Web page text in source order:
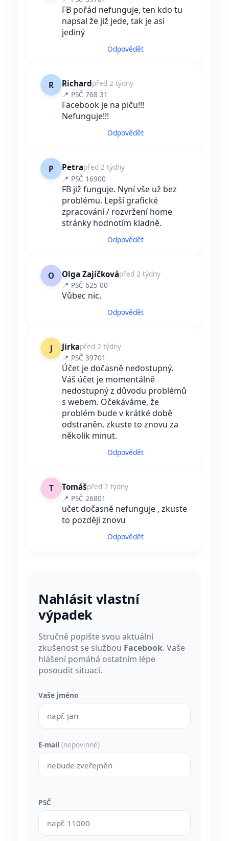
FB pořád nefunguje, ten kdo tu
napsal že již jede, tak je asi
jediný
Odpovědět
R Richardpřed 2 týdny
📍 PSČ 768 31
Facebook je na piču!!!
Nefunguje!!!
Odpovědět
P Petrapřed 2 týdny
📍 PSČ 16900
FB již funguje. Nyní vše už bez
problému. Lepší grafické
zpracování / rozvržení home
stránky hodnotím kladně.
Odpovědět
O Olga Zajíčkovápřed 2 týdny
📍 PSČ 625 00
Vůbec nic.
Odpovědět
J Jirkapřed 2 týdny
📍 PSČ 39701
Účet je dočasně nedostupný.
Váš účet je momentálně
nedostupný z důvodu problémů
s webem. Očekáváme, že
problém bude v krátké době
odstraněn. zkuste to znovu za
několik minut.
Odpovědět
T Tomášpřed 2 týdny
📍 PSČ 26801
učet dočasně nefunguje , zkuste
to později znovu
Odpovědět
Nahlásit vlastní
výpadek
Stručně popište svou aktuální
zkušenost se službou Facebook. Vaše
hlášení pomáhá ostatním lépe
posoudit situaci.
Vaše jméno
E-mail (nepovinné)
PSČ